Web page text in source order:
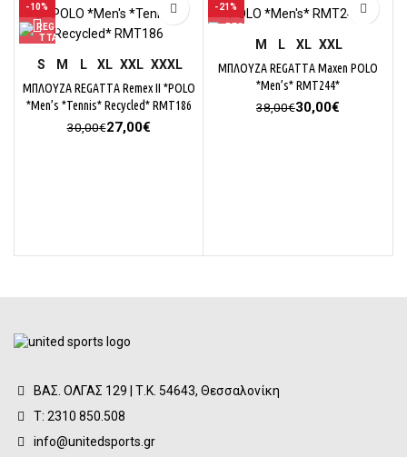
-10%
S M L XL XXL XXXL
ΜΠΛΟΥΖΑ REGATTA Remex II *POLO
*Men’s *Tennis* Recycled* RMT186
30,00€Original
27,00€Η
-21%
M L XL XXL
ΜΠΛΟΥΖΑ REGATTA Maxen POLO
*Men’s* RMT244*
38,00€Original
30,00€
ΒΑΣ. ΟΛΓΑΣ 129 | Τ.Κ. 54643, Θεσσαλονίκη
Τ: 2310 850.508
info@unitedsports.gr